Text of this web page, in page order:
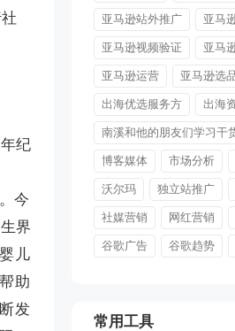
纪
今
界
儿
助
发
亚马逊站外推广 亚马
亚马逊视频验证 亚马
亚马逊运营 亚马逊选
出海优选服务方 出海
南溪和他的朋友们学习干
博客媒体 市场分析
沃尔玛 独立站推广
社媒营销 网红营销
谷歌广告 谷歌趋势
常用工具